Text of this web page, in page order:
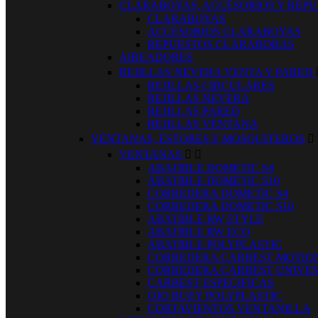
CLARABOYAS, ACCESORIOS Y
CLARABOYAS
ACCESORIOS CLARABOYAS
REPUESTOS CLARABORAS
AIREADORES
REJILLAS´NEVERA VENTA Y PARED
REJILLAS CIRCULARES
REJILLAS NEVERA
REJILLAS PARED
REJILLAS VENTANA
VENTANAS, ESTORES Y MOSQUITEROS 
VENTANAS  
ABATIBLE DOMETIC S4
ABATIBLE DOMETIC S10
CORREDERA DOMETIC S4
CORREDERA DOMETIC S10
ABATIBLE RW STYLE
ABATIBLE RW ECO
ABATIBLE POLYPLASTIC
CORREDERA CARBEST
CORREDERA CARBEST
CARBEST ESPECIFICAS
OJO BUEY POLYPLASTIC
CORTAVIENTOS VENTANILLA